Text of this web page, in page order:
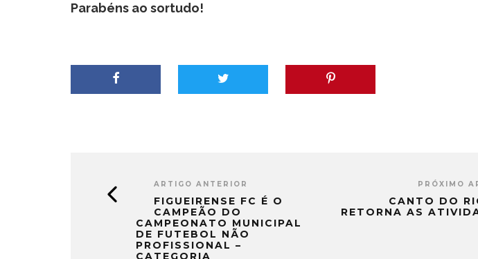
Parabéns ao sortudo!
ARTIGO ANTERIOR
FIGUEIRENSE FC É O
CAMPEÃO DO
CAMPEONATO MUNICIPAL
DE FUTEBOL NÃO
PROFISSIONAL –
PRÓXIMO
CANTO DO
RETORNA AS